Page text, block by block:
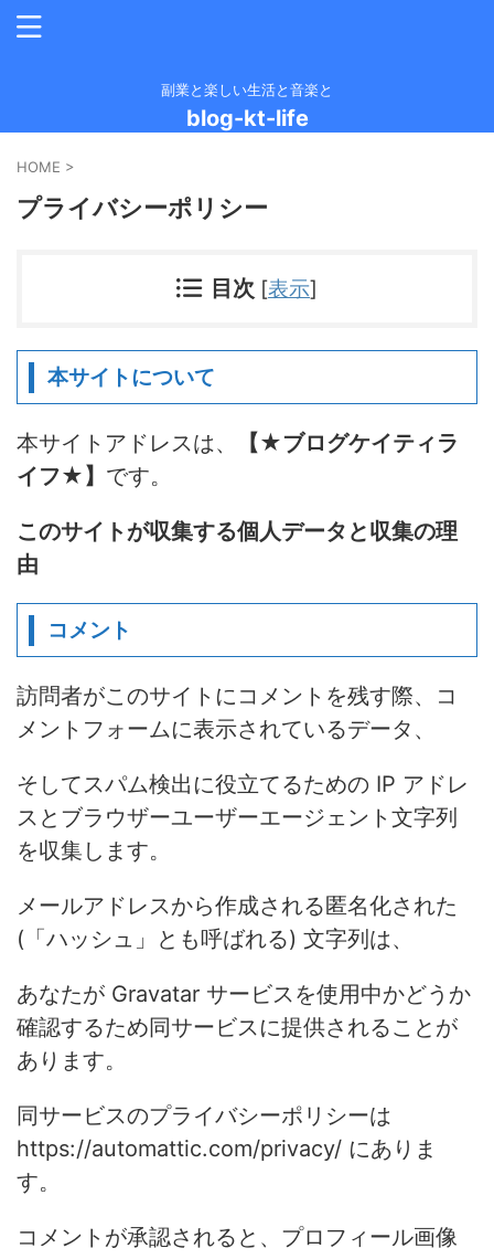
副業と楽しい生活と音楽と
blog-kt-life
HOME >
プライバシーポリシー
目次 [表示]
本サイトについて
本サイトアドレスは、
【★ブログケイティラ
イフ★】 です。
このサイトが収集する個人データと収集の理
由
コメント
訪問者がこのサイトにコメントを残す際、コ
メントフォームに表示されているデータ、
そしてスパム検出に役立てるための IP アドレ
スとブラウザーユーザーエージェント文字列
を収集します。
メールアドレスから作成される匿名化された
(「ハッシュ」とも呼ばれる) 文字列は、
あなたが Gravatar サービスを使用中かどうか
確認するため同サービスに提供されることが
あります。
同サービスのプライバシーポリシーは
https://automattic.com/privacy/ にありま
す。
コメントが承認されると、プロフィール画像